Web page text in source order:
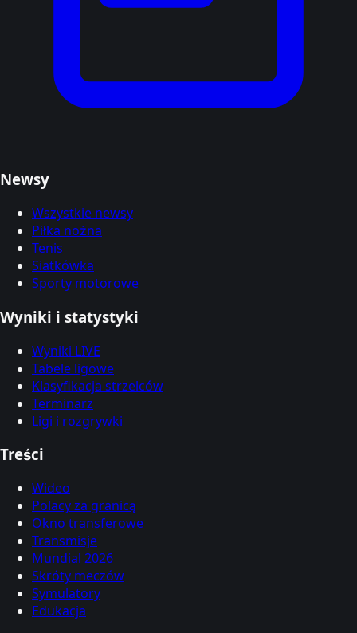
Newsy
Wszystkie newsy
Piłka nożna
Tenis
Siatkówka
Sporty motorowe
Wyniki i statystyki
Wyniki LIVE
Tabele ligowe
Klasyfikacja strzelców
Terminarz
Ligi i rozgrywki
Treści
Wideo
Polacy za granicą
Okno transferowe
Transmisje
Mundial 2026
Skróty meczów
Symulatory
Edukacja